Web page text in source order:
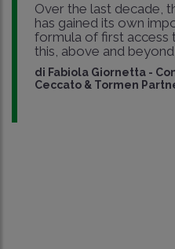
Over the last decade,
has gained its own
formula of first access
this, above and
di Fabiola Giornetta -
Ceccato & Tormen